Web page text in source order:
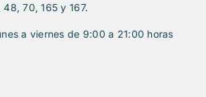
70, 165 y 167.
a viernes de 9:00 a 21:00 horas